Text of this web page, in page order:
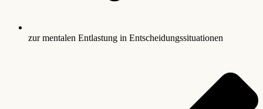
zur mentalen Entlastung in Entscheidungssituationen